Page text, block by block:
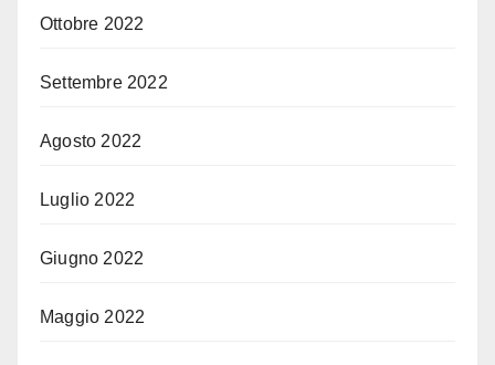
Ottobre 2022
Settembre 2022
Agosto 2022
Luglio 2022
Giugno 2022
Maggio 2022